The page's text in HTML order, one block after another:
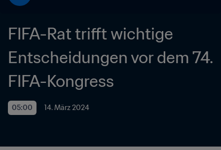
FIFA-Rat trifft wichtige
Entscheidungen vor dem 74.
FIFA-Kongress
05:00 14. März 2024